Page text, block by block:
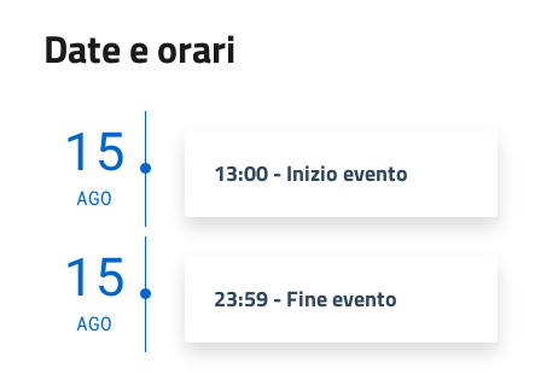
Date e orari
15
AGO
13:00 - Inizio evento
15
AGO
23:59 - Fine evento